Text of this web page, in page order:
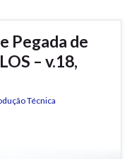
Pegada de
– v.18,
Técnica